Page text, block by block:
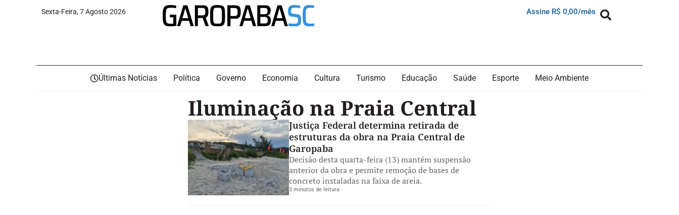
Sexta-Feira, 7 Agosto 2026 Assine R$ 0,00/mês
Últimas Notícias Política Governo Economia Cultura Turismo Educação Saúde Esporte Meio Ambiente
Iluminação na Praia Central
Justiça Federal determina retirada de
estruturas da obra na Praia Central de
Garopaba
Decisão desta quarta-feira (13) mantém suspensão
anterior da obra e permite remoção de bases de
concreto instaladas na faixa de areia.
3 minutos de leitura